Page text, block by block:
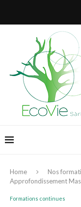
Home Nos
Approfondissement
Formations continues